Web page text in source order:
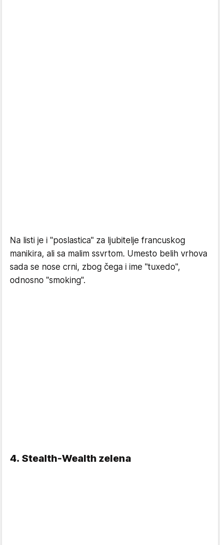
Na listi je i "poslastica" za ljubitelje francuskog
manikira, ali sa malim ssvrtom. Umesto belih vrhova
sada se nose crni, zbog čega i ime "tuxedo",
odnosno "smoking".
4. Stealth-Wealth zelena